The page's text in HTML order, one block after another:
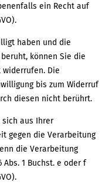
ein Recht auf
haben und die
können Sie die
Die
bis zum Widerruf
diesen nicht berührt.
sich aus Ihrer
gegen die Verarbeitung
die Verarbeitung
1 Buchst. e oder f